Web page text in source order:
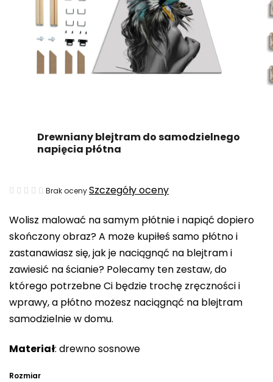
Wolisz malować na samym płótnie i napiąć dopiero
skończony obraz? A może kupiłeś samo płótno i
zastanawiasz się, jak je naciągnąć na blejtram i
zawiesić na ścianie? Polecamy ten zestaw, do
którego potrzebne Ci będzie trochę zręczności i
wprawy, a płótno możesz naciągnąć na blejtram
samodzielnie w domu.
Materiał: drewno sosnowe
Rozmiar
Drewniany blejtram do samodzielnego
napięcia płótna
Średnia
produktu
wynosi
0,0
na
5
gwiazdek.
Brak ocenySzczegóły oceny